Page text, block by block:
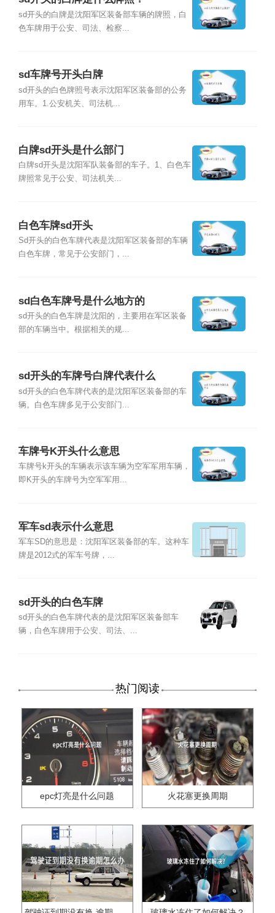
sd开头的白牌是沈阳军区装备部车辆的牌照，白
色车牌用于公安、司法、检察...
sd车牌号开头白牌
sd开头的白色牌照号表示沈阳军区装备部的公务
用车。1.公安机关、司法机...
白牌sd开头是什么部门
白牌sd开头是沈阳军队装备部的车子。1、白色车
牌照常见于公安、司法机关...
白色车牌sd开头
Sd开头的白色车牌代表是沈阳军区装备部的车辆
白色车牌，常见于公安部门，...
sd白色车牌号是什么地方的
sd开头的白色车牌是沈阳的，主要用在军区装备
部的车辆当中。根据相关的规...
sd开头的车牌号白牌代表什么
sd开头的白色车牌代表的是沈阳军区装备部的车
辆。白色车牌多见于公安部门...
车牌号K开头什么意思
车牌号k开头的车辆表示该车辆为空军军用车辆，
即K开头的车牌号为空军军用...
军车sd表示什么意思
军车SD的意思是：沈阳军区装备部的车。这种车
牌是2012式的军车号牌，...
sd开头的白色车牌
sd开头的白色车牌代表的是沈阳军区装备部车
辆，白色车牌用于公安、司法、...
热门阅读
epc灯亮是什么问题 火花塞更换周期